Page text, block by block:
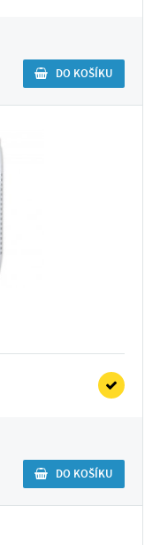
DO KOŠÍKU
DO KOŠÍKU